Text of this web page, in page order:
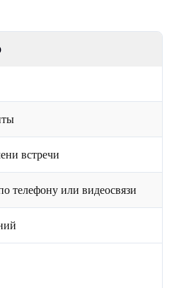
встречи
телефону или видеосвязи